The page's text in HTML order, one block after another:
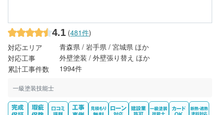
4.1 (481件)
対応エリア
青森県 / 岩手県 / 宮城県 ほか
対応工事
外壁塗装 / 外壁張り替え ほか
累計工事件数
1994件
一級塗装技能士